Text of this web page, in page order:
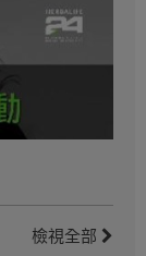
諮詢醫生意
重，有效的
產
部膳食，
檢視全部